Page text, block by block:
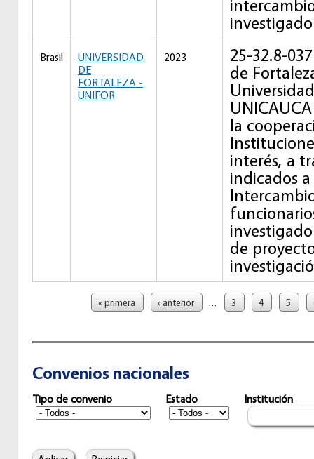
Brasil
UNIVERSIDAD
DE
FORTALEZA -
UNIFOR
2023
25-32.8-
de
la
interés, a
indicados
de
« primera ‹ anterior … 3 4 5
Convenios nacionales
Tipo de convenio Estado Institución